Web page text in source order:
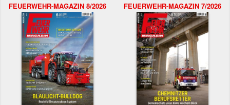
FEUERWEHR-MAGAZIN 8/2026 FEUERWEHR-MAGAZIN 7/2026